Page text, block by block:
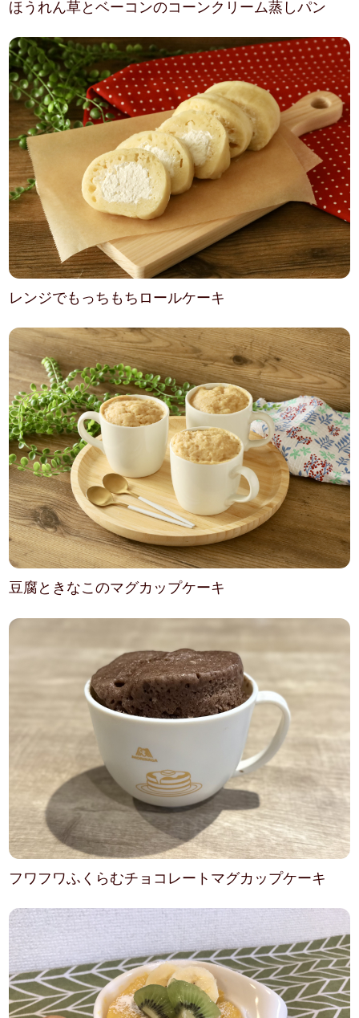
ほうれん草とベーコンのコーンクリーム蒸しパン
レンジでもっちもちロールケーキ
豆腐ときなこのマグカップケーキ
フワフワふくらむチョコレートマグカップケーキ